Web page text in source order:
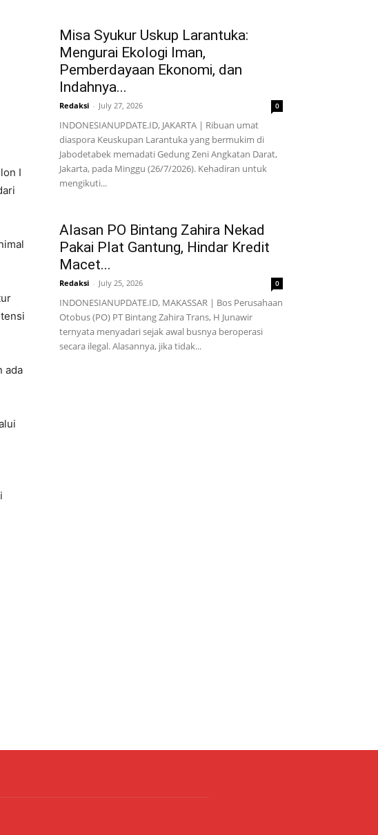
I
ada
Misa Syukur Uskup Larantuka:
Mengurai Ekologi Iman,
Pemberdayaan Ekonomi, dan
Indahnya...
Redaksi - July 27, 2026 0
INDONESIANUPDATE.ID, JAKARTA | Ribuan umat
diaspora Keuskupan Larantuka yang bermukim di
Jabodetabek memadati Gedung Zeni Angkatan Darat,
Jakarta, pada Minggu (26/7/2026). Kehadiran untuk
mengikuti...
Alasan PO Bintang Zahira Nekad
Pakai Plat Gantung, Hindar Kredit
Macet...
Redaksi - July 25, 2026 0
INDONESIANUPDATE.ID, MAKASSAR | Bos Perusahaan
Otobus (PO) PT Bintang Zahira Trans, H Junawir
ternyata menyadari sejak awal busnya beroperasi
secara ilegal. Alasannya, jika tidak...